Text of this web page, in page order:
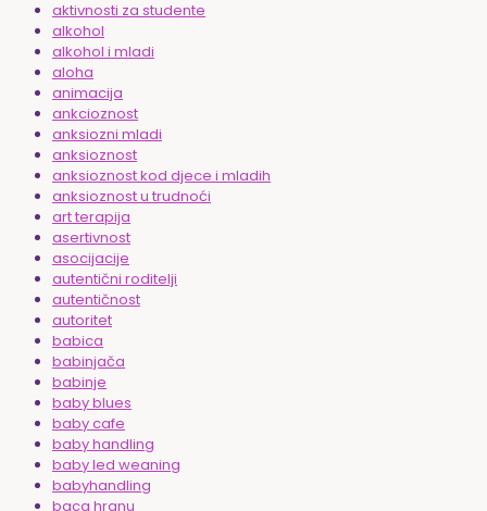
aktivnosti za studente
alkohol
alkohol i mladi
aloha
animacija
ankcioznost
anksiozni mladi
anksioznost
anksioznost kod djece i mladih
anksioznost u trudnoći
art terapija
asertivnost
asocijacije
autentični roditelji
autentičnost
autoritet
babica
babinjača
babinje
baby blues
baby cafe
baby handling
baby led weaning
babyhandling
baca hranu